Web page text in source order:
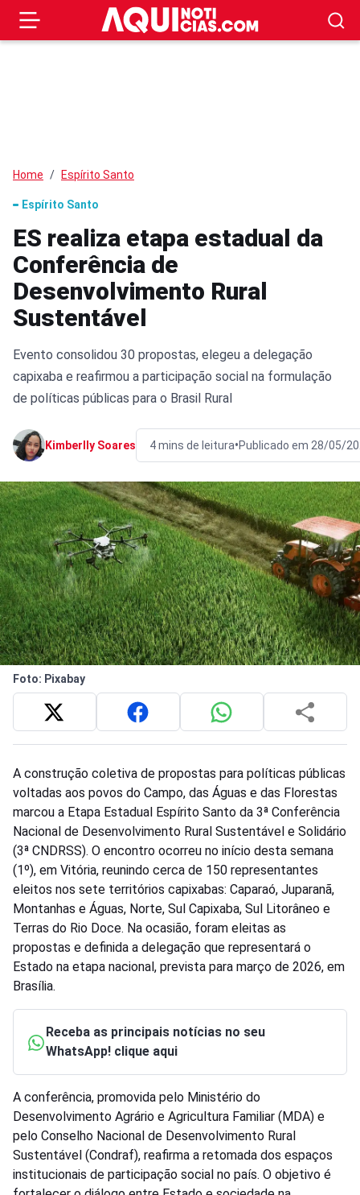
Home Espírito Santo
Espírito Santo
ES realiza etapa estadual da
Conferência de
Desenvolvimento Rural
Sustentável
Evento consolidou 30 propostas, elegeu a delegação
capixaba e reafirmou a participação social na formulação
de políticas públicas para o Brasil Rural
Kimberlly Soares 4 mins de leitura•Publicado em 28/05/
Foto: Pixabay
A construção coletiva de propostas para políticas públicas
voltadas aos povos do Campo, das Águas e das Florestas
marcou a Etapa Estadual Espírito Santo da 3ª Conferência
Nacional de Desenvolvimento Rural Sustentável e Solidário
(3ª CNDRSS). O encontro ocorreu no início desta semana
(1º), em Vitória, reunindo cerca de 150 representantes
eleitos nos sete territórios capixabas: Caparaó, Juparanã,
Montanhas e Águas, Norte, Sul Capixaba, Sul Litorâneo e
Terras do Rio Doce. Na ocasião, foram eleitas as
propostas e definida a delegação que representará o
Estado na etapa nacional, prevista para março de 2026, em
Brasília.
Receba as principais notícias no seu
WhatsApp! clique aqui
A conferência, promovida pelo Ministério do
Desenvolvimento Agrário e Agricultura Familiar (MDA) e
pelo Conselho Nacional de Desenvolvimento Rural
Sustentável (Condraf), reafirma a retomada dos espaços
institucionais de participação social no país. O objetivo é